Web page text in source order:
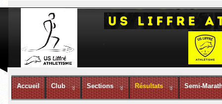
Accueil Club Sections Résultats Semi-